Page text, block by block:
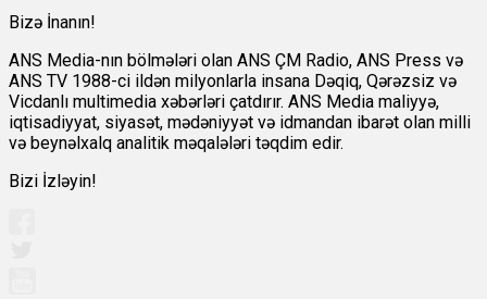
Bizə İnanın!
ANS Media-nın bölmələri olan ANS ÇM Radio, ANS Press və
ANS TV 1988-ci ildən milyonlarla insana Dəqiq, Qərəzsiz və
Vicdanlı multimedia xəbərləri çatdırır. ANS Media maliyyə,
iqtisadiyyat, siyasət, mədəniyyət və idmandan ibarət olan milli
və beynəlxalq analitik məqalələri təqdim edir.
Bizi İzləyin!